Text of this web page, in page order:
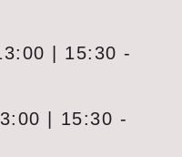
| 15:30 -
| 15:30 -